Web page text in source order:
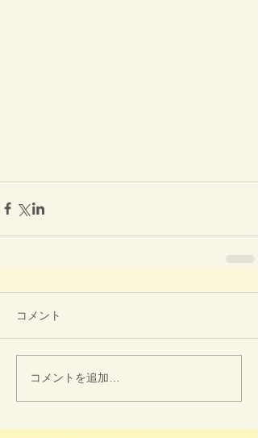
コメント
コメントを追加…